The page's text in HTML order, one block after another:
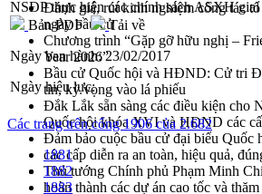
Đánh giá, rút kinh nghiệm công tác
ngày bầu cử
Chương trình “Gặp gỡ hữu nghị –
Year 2026”
Bầu cử Quốc hội và HĐND: Cử tri
tin, kỳ vọng vào lá phiếu
Đắk Lắk sẵn sàng các điều kiện cho
Quốc hội khóa XVI và HĐND các
Đảm bảo cuộc bầu cử đại biểu
các cấp diễn ra an toàn, hiệu quả,
Thủ tướng Chính phủ Phạm Minh
hoàn thành các dự án cao tốc và
NSĐP thực hiện các chính sách ASXH giai
Bản PDF
Tải về
Ngày ban hành:23/02/2017
Ngày hiệu lực:
Các trang trên cổng 1906 của 2.682
1881
1882
1883